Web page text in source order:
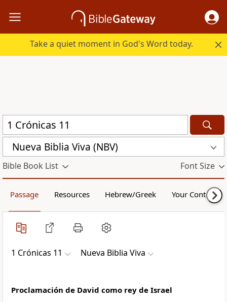
Take a quiet moment in God's Word today.
Nueva Biblia Viva (NBV)
Bible Book List Font Size
Passage Resources Hebrew/Greek Your Content
1 Crónicas 11 Nueva Biblia Viva
Proclamación de David como rey de Israel